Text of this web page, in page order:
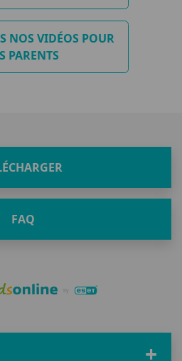
NOS VIDÉOS POUR
PARENTS
FAQ